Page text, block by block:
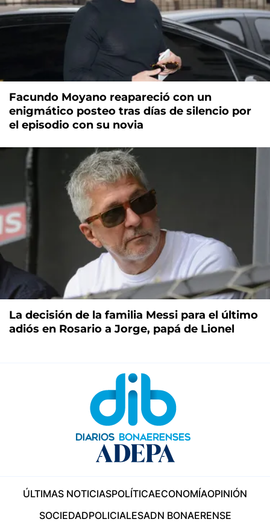
Facundo Moyano reapareció con un
enigmático posteo tras días de silencio por
el episodio con su novia
La decisión de la familia Messi para el último
adiós en Rosario a Jorge, papá de Lionel
ÚLTIMAS NOTICIASPOLÍTICAECONOMÍAOPINIÓN
SOCIEDADPOLICIALESADN BONAERENSE